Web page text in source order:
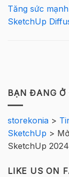
Tăng sức
SketchUp
BẠN ĐANG Ở
storekonia >
SketchUp >
SketchUp 2024
LIKE US ON